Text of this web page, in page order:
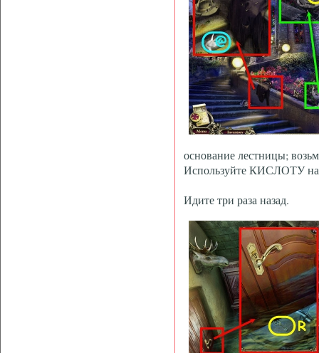
основание лестницы;
Используйте КИСЛОТУ
Идите три раза назад.